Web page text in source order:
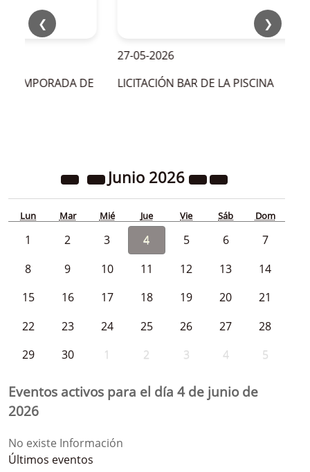
❮ ❯
TEMPORADA DE
27-05-2026
LICITACIÓN BAR DE LA PISCINA
Junio 2026
Lun Mar Mié Jue Vie Sáb Dom
1 2 3 4 5 6
7
8
9 10 11 12 13
14
15
16 17 18 19 20
21
22
23 24 25 26 27
28
29
30 1 2 3 4 5
Eventos activos para el día 4 de junio de
2026
No existe Información
Últimos eventos